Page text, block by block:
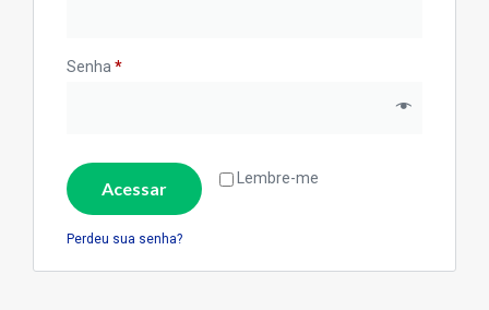
Senha *
Lembre-me
Acessar
Perdeu sua senha?